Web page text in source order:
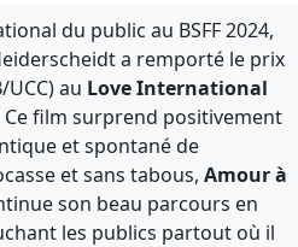
du public au BSFF 2024,
a remporté le prix
au Love International
Ce film surprend positivement
et spontané de
et sans tabous, Amour à
son beau parcours en
les publics partout où il